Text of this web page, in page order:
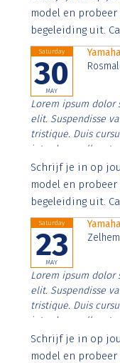
imperdiet. Nunc ut
model en
begeleiding uit.
Saturday
30
MAY
Lorem ipsum dolor
elit. Suspendisse
tristique. Duis
interdum nulla, ut
Aenean faucibus
imperdiet. Nunc ut
Schrijf je in op
model en
begeleiding uit.
Saturday
23
MAY
Lorem ipsum dolor
elit. Suspendisse
tristique. Duis
interdum nulla, ut
Aenean faucibus
imperdiet. Nunc ut
Schrijf je in op
model en